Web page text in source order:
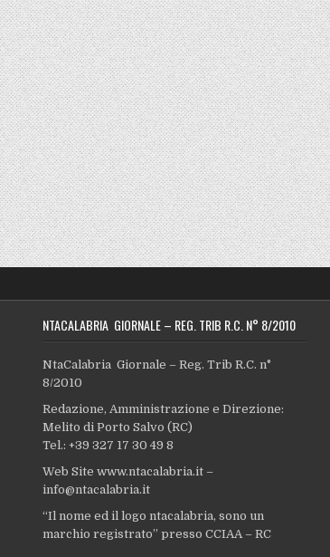
NTACALABRIA GIORNALE – REG. TRIB R.C. N° 8/2010
NtaCalabria Giornale – Reg. Trib R.C. n°
8/2010
Redazione, Amministrazione e Direzione:
Melito di Porto Salvo (RC)
Tel.: +39 327 17 30 49 8
Web Site www.ntacalabria.it –
info@ntacalabria.it
“Il nome ed il logo ntacalabria, sono un
marchio registrato” presso CCIAA – RC